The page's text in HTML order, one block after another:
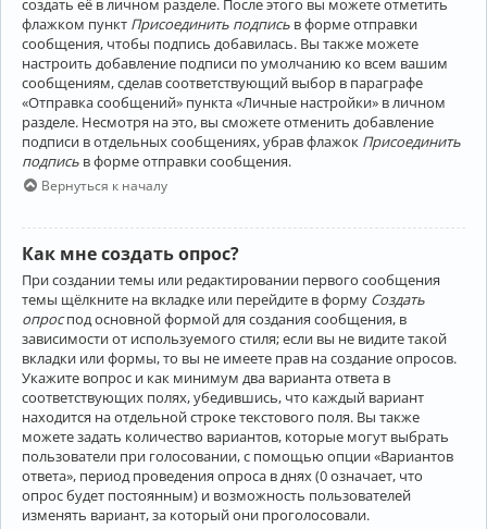
флажком пункт Присоединить подпись в форме отправки
сообщения, чтобы подпись добавилась. Вы также можете
настроить добавление подписи по умолчанию ко всем вашим
сообщениям, сделав соответствующий выбор в параграфе
«Отправка сообщений» пункта «Личные настройки» в личном
разделе. Несмотря на это, вы сможете отменить добавление
подписи в отдельных сообщениях, убрав флажок Присоединить
подпись в форме отправки сообщения.
Вернуться к началу
Как мне создать опрос?
При создании темы или редактировании первого сообщения
темы щёлкните на вкладке или перейдите в форму Создать
опроспод основной формой для создания сообщения, в
зависимости от используемого стиля; если вы не видите такой
вкладки или формы, то вы не имеете прав на создание опросов.
Укажите вопрос и как минимум два варианта ответа в
соответствующих полях, убедившись, что каждый вариант
находится на отдельной строке текстового поля. Вы также
можете задать количество вариантов, которые могут выбрать
пользователи при голосовании, с помощью опции «Вариантов
ответа», период проведения опроса в днях (0 означает, что
опрос будет постоянным) и возможность пользователей
изменять вариант, за который они проголосовали.